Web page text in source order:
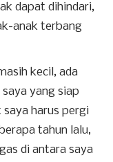
dapat dihindari,
anak terbang
kecil, ada
yang siap
saya harus pergi
tahun lalu,
di antara saya